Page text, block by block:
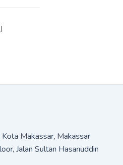
Makassar, Makassar
Jalan Sultan Hasanuddin